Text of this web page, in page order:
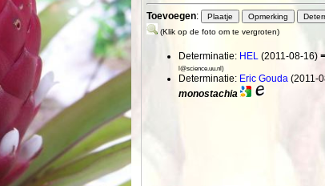
Toevoegen:
(Klik op de foto om te vergroten)
Determinatie: HEL(2011-08-16)
l@science.uu.nl)
Determinatie: Eric Gouda(2011-
monostachia